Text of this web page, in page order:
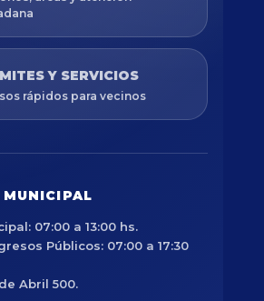
Y SERVICIOS
rápidos para vecinos
07:00 a 13:00 hs.
Públicos: 07:00 a 17:30
Abril 500.